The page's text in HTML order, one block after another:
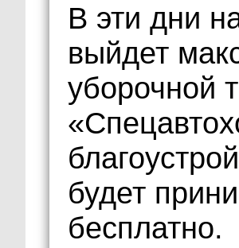
В эти дни
выйдет
уборочной
будет
бесплатно.